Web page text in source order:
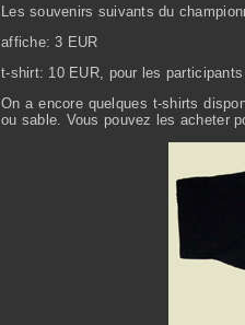
Les souvenirs suivants du
affiche: 3 EUR
t-shirt: 10 EUR, pour les
On a encore quelques t-shirts
ou sable. Vous pouvez les acheter